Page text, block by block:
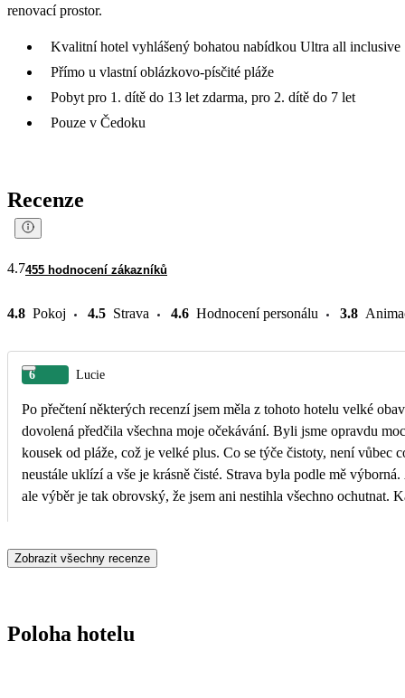
renovací prostor.
Kvalitní hotel vyhlášený bohatou nabídkou Ultra all inclusive
Přímo u vlastní oblázkovo-písčité pláže
Pobyt pro 1. dítě do 13 let zdarma, pro 2. dítě do 7 let
Pouze v Čedoku
Recenze
4.7455 hodnocení zákazníků
4.8 Pokoj 4.5 Strava 4.6 Hodnocení personálu 3.8
6 Lucie
Po přečtení některých recenzí jsem měla z tohoto hotelu velké
dovolená předčila všechna moje očekávání. Byli jsme opravdu
kousek od pláže, což je velké plus. Co se týče čistoty, není vůbec
neustále uklízí a vše je krásně čisté. Strava byla podle mě
ale výběr je tak obrovský, že jsem ani nestihla všechno ochutnat.
Zobrazit všechny recenze
Poloha hotelu